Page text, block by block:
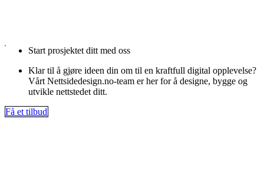
Start prosjektet ditt med oss
Klar til å gjøre ideen din om til en kraftfull digital opplevelse?
Vårt Nettsidedesign.no-team er her for å designe, bygge og
utvikle nettstedet ditt.
Få et tilbud